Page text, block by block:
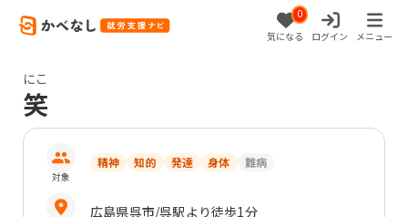
0
気になる ログイン メニュー
にこ
笑
対象
精神 知的 発達 身体 難病
広島県呉市/呉駅より徒歩1分